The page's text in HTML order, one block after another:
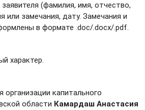
(фамилия, имя, отчество,
или замечания, дату. Замечания и
в формате .doc/.docx/.pdf.
характер.
капитального
области Камардаш Анастасия